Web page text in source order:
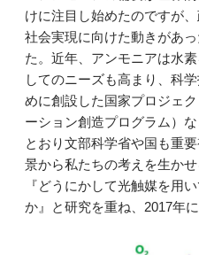
けに注目し始めたのですが
社会実現に向けた動きがあ
た。近年、アンモニアは水
してのニーズも高まり、科
めに創設した国家プロジェ
ーション創造プログラム）
とおり文部科学省や国も重
景から私たちの考えを生か
『どうにかして光触媒を用
か』と研究を重ね、2017年